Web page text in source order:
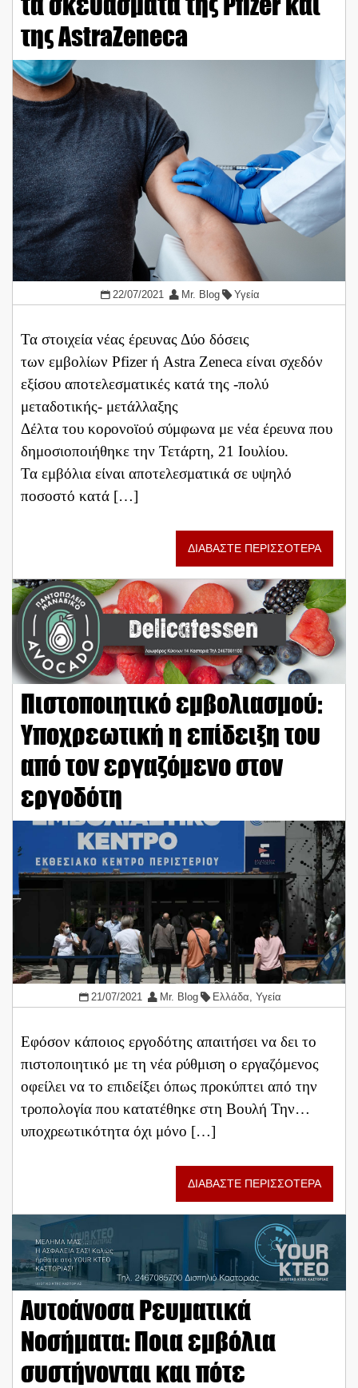
της AstraZeneca
22/07/2021 Mr. Blog Υγεία
Τα στοιχεία νέας έρευνας Δύο δόσεις
των εμβολίων Pfizer ή Astra Zeneca είναι σχεδόν
εξίσου αποτελεσματικές κατά της -πολύ
μεταδοτικής- μετάλλαξης
Δέλτα του κορονοϊού σύμφωνα με νέα έρευνα που
δημοσιοποιήθηκε την Τετάρτη, 21 Ιουλίου.
Τα εμβόλια είναι αποτελεσματικά σε υψηλό
ποσοστό κατά […]
ΔΙΑΒΑΣΤΕ ΠΕΡΙΣΣΟΤΕΡΑ
Πιστοποιητικό εμβολιασμού:
Υποχρεωτική η επίδειξη του
από τον εργαζόμενο στον
εργοδότη
21/07/2021 Mr. Blog Ελλάδα Υγεία
Εφόσον κάποιος εργοδότης απαιτήσει να δει το
πιστοποιητικό με τη νέα ρύθμιση ο εργαζόμενος
οφείλει να το επιδείξει όπως προκύπτει από την
τροπολογία που κατατέθηκε στη Βουλή Την…
υποχρεωτικότητα όχι μόνο […]
ΔΙΑΒΑΣΤΕ ΠΕΡΙΣΣΟΤΕΡΑ
Αυτοάνοσα Ρευματικά
Νοσήματα: Ποια εμβόλια
συστήνονται και πότε